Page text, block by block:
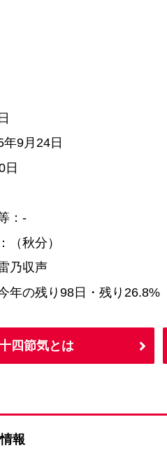
9月24日
日
：-
（秋分）
乃収声
年の残り98日・残り26.8%
四節気とは
報